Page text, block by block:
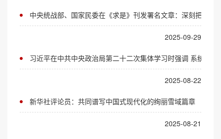
中央统战部、国家民委在《求是》刊发署名文章：深刻把握
2025-09-29
习近平在中共中央政治局第二十二次集体学习时强调 系统推
2025-08-22
新华社评论员：共同谱写中国式现代化的绚丽雪域篇章
2025-08-21